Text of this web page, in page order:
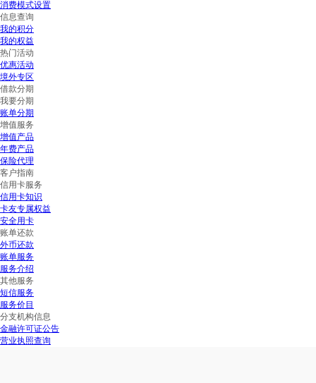
消费模式设置
信息查询
我的积分
我的权益
热门活动
优惠活动
境外专区
借款分期
我要分期
账单分期
增值服务
增值产品
年费产品
保险代理
客户指南
信用卡服务
信用卡知识
卡友专属权益
安全用卡
账单还款
外币还款
账单服务
服务介绍
其他服务
短信服务
服务价目
分支机构信息
金融许可证公告
营业执照查询